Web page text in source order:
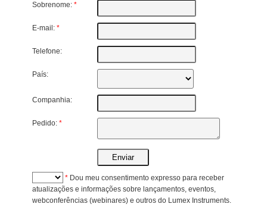
Sobrenome: *
E-mail: *
Telefone:
País:
Companhia:
Pedido: *
* Dou meu consentimento expresso para receber
atualizações e informações sobre lançamentos, eventos,
webconferências (webinares) e outros do Lumex Instruments.